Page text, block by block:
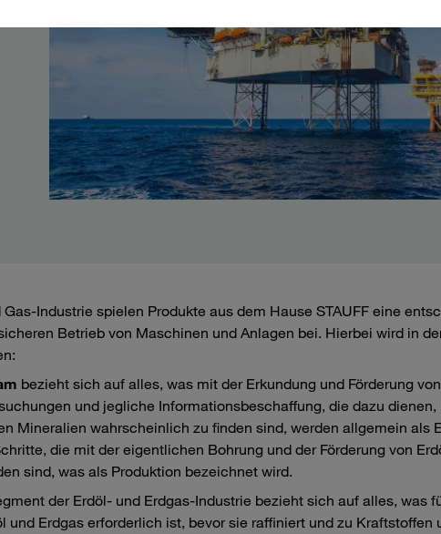
Industrie spielen Produkte aus dem Hause STAUFF eine
Betrieb von Maschinen und Anlagen bei. Hierbei wird in
bezieht sich auf alles, was mit der Erkundung und Förderung
und jegliche Informationsbeschaffung, die dazu
Mineralien wahrscheinlich zu finden sind, werden allgemein als
die mit der eigentlichen Bohrung und der Förderung von
sind, was als Produktion bezeichnet wird.
der Erdöl- und Erdgas-Industrie bezieht sich auf alles, was
und Erdgas erforderlich ist, bevor sie raffiniert und zu Kraftstoffen